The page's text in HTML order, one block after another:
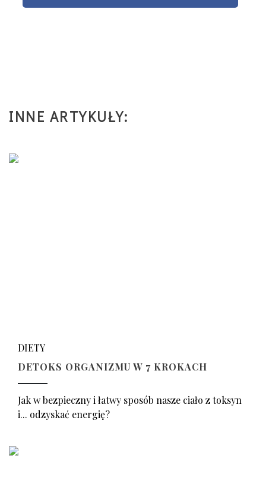
INNE ARTYKUŁY:
DIETY
DETOKS ORGANIZMU W 7 KROKACH
Jak w bezpieczny i łatwy sposób nasze ciało z toksyn
i... odzyskać energię?